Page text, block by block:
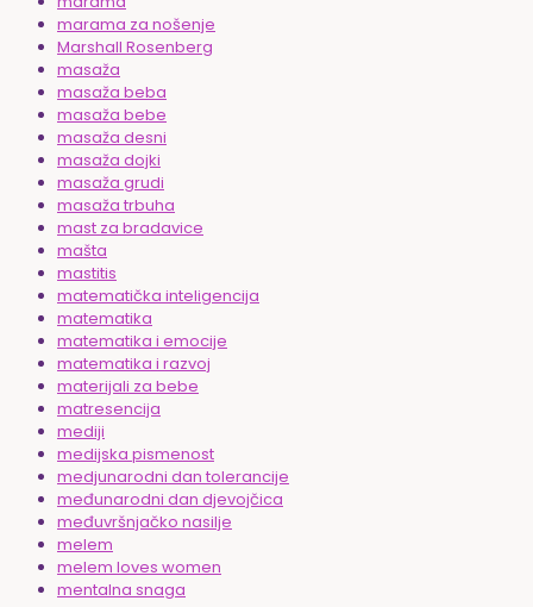
marama za nošenje
Marshall Rosenberg
masaža
masaža beba
masaža bebe
masaža desni
masaža dojki
masaža grudi
masaža trbuha
mast za bradavice
mašta
mastitis
matematička inteligencija
matematika
matematika i emocije
matematika i razvoj
materijali za bebe
matresencija
mediji
medijska pismenost
medjunarodni dan tolerancije
međunarodni dan djevojčica
međuvršnjačko nasilje
melem
melem loves women
mentalna snaga